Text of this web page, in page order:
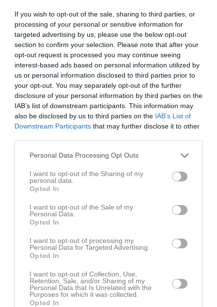
If you wish to opt-out of the sale, sharing to third parties, or
processing of your personal or sensitive information for
targeted advertising by us, please use the below opt-out
section to confirm your selection. Please note that after your
opt-out request is processed you may continue seeing
interest-based ads based on personal information utilized by
us or personal information disclosed to third parties prior to
your opt-out. You may separately opt-out of the further
disclosure of your personal information by third parties on the
IAB’s list of downstream participants. This information may
also be disclosed by us to third parties on the IAB’s List of
Downstream Participants that may further disclose it to other
Personal Data Processing Opt Outs
I want to opt-out of the Sharing of my
personal data.
Opted In
I want to opt-out of the Sale of my
Personal Data.
Opted In
I want to opt-out of processing my
Personal Data for Targeted Advertising.
Opted In
I want to opt-out of Collection, Use,
Retention, Sale, and/or Sharing of my
Personal Data that Is Unrelated with the
Purposes for which it was collected.
Opted In
Rapportera
27 sep 2020
Staffan Lindberg
Hej!
Jag skulle behöva en mail till Hugo Larsson mailad till mig
staffan.lifungdom@outlook.com
Rapportera
17 jun 2020
Tomas Norström
Felix H kommer inte idag. Stukat foten i helgen!
Rapportera
17 jun 2020
Anna Ternevid
Hej! Felix kommer inte idag, bortresta. Hälsningar Anna
Rapportera
Lea Estrella Pettersson
Rapportera
Felix kommer inte idag, snorig och ont i halsen.
26 sep 2019
Johanna Wåhlin Tapper
Ebbe har tappat bort sin träningsoverallströja. Han glömde
den på träningen förra veckan och tyvärr hittade vi den inte